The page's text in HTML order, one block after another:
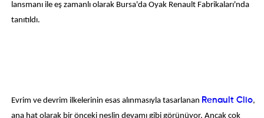
lansmanı ile eş zamanlı olarak Bursa'da Oyak Renault Fabrikaları'nda
tanıtıldı.
Evrim ve devrim ilkelerinin esas alınmasıyla tasarlanan Renault Clio,
ana hat olarak bir önceki neslin devamı gibi görünüyor. Ancak çok